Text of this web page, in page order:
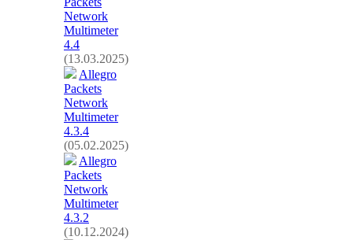
Network
Multimeter
4.4
(13.03.2025)
Allegro
Packets
Network
Multimeter
4.3.4
(05.02.2025)
Allegro
Packets
Network
Multimeter
4.3.2
(10.12.2024)